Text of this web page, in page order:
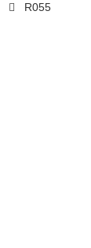
‎R055